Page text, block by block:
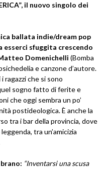
il nuovo singolo dei
ballata indie/dream pop
esserci sfuggita crescendo
Domenichelli (Bomba
e canzone d’autore.
ragazzi che si sono
sogno fatto di ferite e
che oggi sembra un po’
postideologica. È anche la
tra i bar della provincia, dove
tra un’amicizia
“Inventarsi una scusa